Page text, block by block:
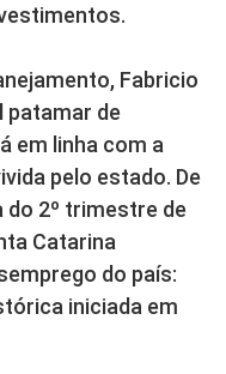
Fabricio
patamar de
em linha com a
pelo estado. De
do 2º trimestre de
Catarina
do país:
iniciada em